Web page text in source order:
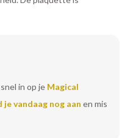
in op je Magical
je vandaag nog aan en mis